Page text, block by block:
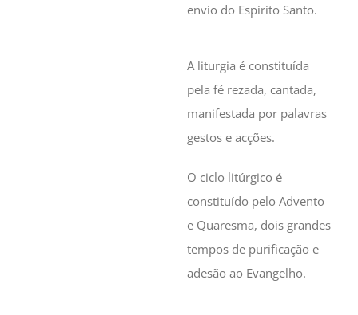
envio do Espirito Santo.
A liturgia é constituída
pela fé rezada, cantada,
manifestada por palavras
gestos e acções.
O ciclo litúrgico é
constituído pelo Advento
e Quaresma, dois grandes
tempos de purificação e
adesão ao Evangelho.